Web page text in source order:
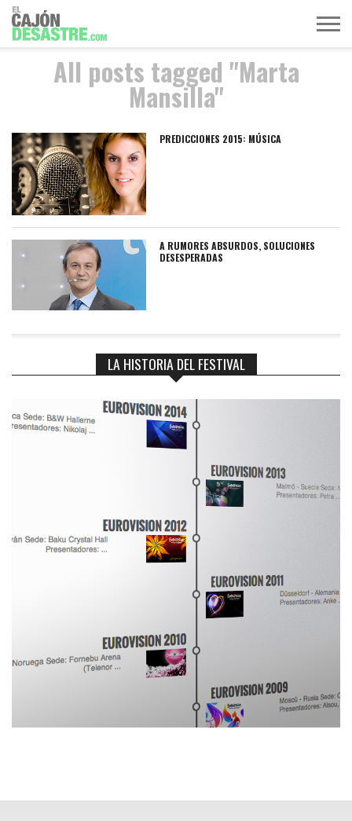
MÚSICA
TELEVISIÓN
POLÍTICA
ACTUALIDAD
EUROVISIÓN
All posts tagged "Marta
Mansilla"
PREDICCIONES 2015: MÚSICA
A RUMORES ABSURDOS, SOLUCIONES
DESESPERADAS
LA HISTORIA DEL FESTIVAL